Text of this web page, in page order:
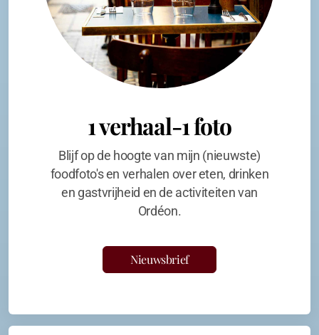
1 verhaal-1 foto
Blijf op de hoogte van mijn (nieuwste)
foodfoto's en verhalen over eten, drinken
en gastvrijheid en de activiteiten van
Ordéon.
Nieuwsbrief